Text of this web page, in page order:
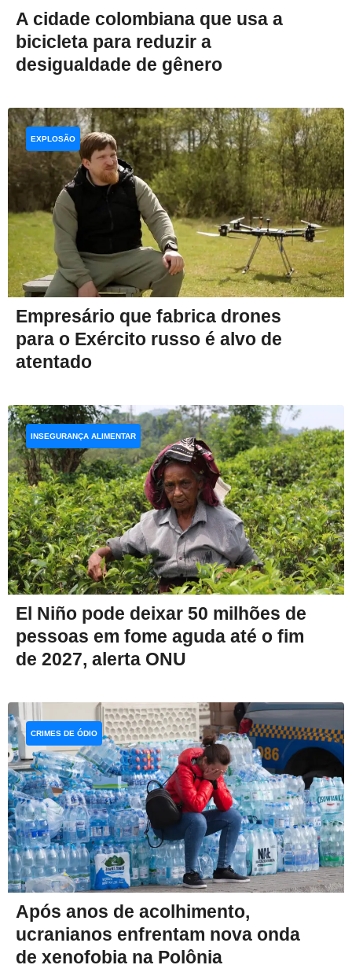
A cidade colombiana que usa a
bicicleta para reduzir a
desigualdade de gênero
Empresário que fabrica drones
para o Exército russo é alvo de
atentado
EXPLOSÃO
El Niño pode deixar 50 milhões de
pessoas em fome aguda até o fim
de 2027, alerta ONU
INSEGURANÇA ALIMENTAR
Após anos de acolhimento,
ucranianos enfrentam nova onda
de xenofobia na Polônia
CRIMES DE ÓDIO